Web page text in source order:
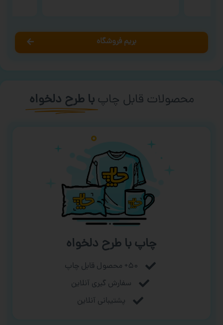
بریم فروشگاه
محصولات قابل چاپ با طرح دلخواه
چاپ با طرح دلخواه
۵۰+ محصول قابل چاپ
سفارش گیری آنلاین
پشتیبانی آنلاین